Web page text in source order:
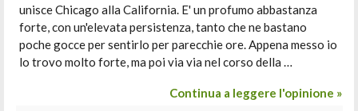
unisce Chicago alla California. E' un profumo abbastanza
forte, con un'elevata persistenza, tanto che ne bastano
poche gocce per sentirlo per parecchie ore. Appena messo io
lo trovo molto forte, ma poi via via nel corso della …
Continua a leggere l'opinione »